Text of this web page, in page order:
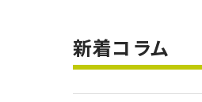
新着コラム